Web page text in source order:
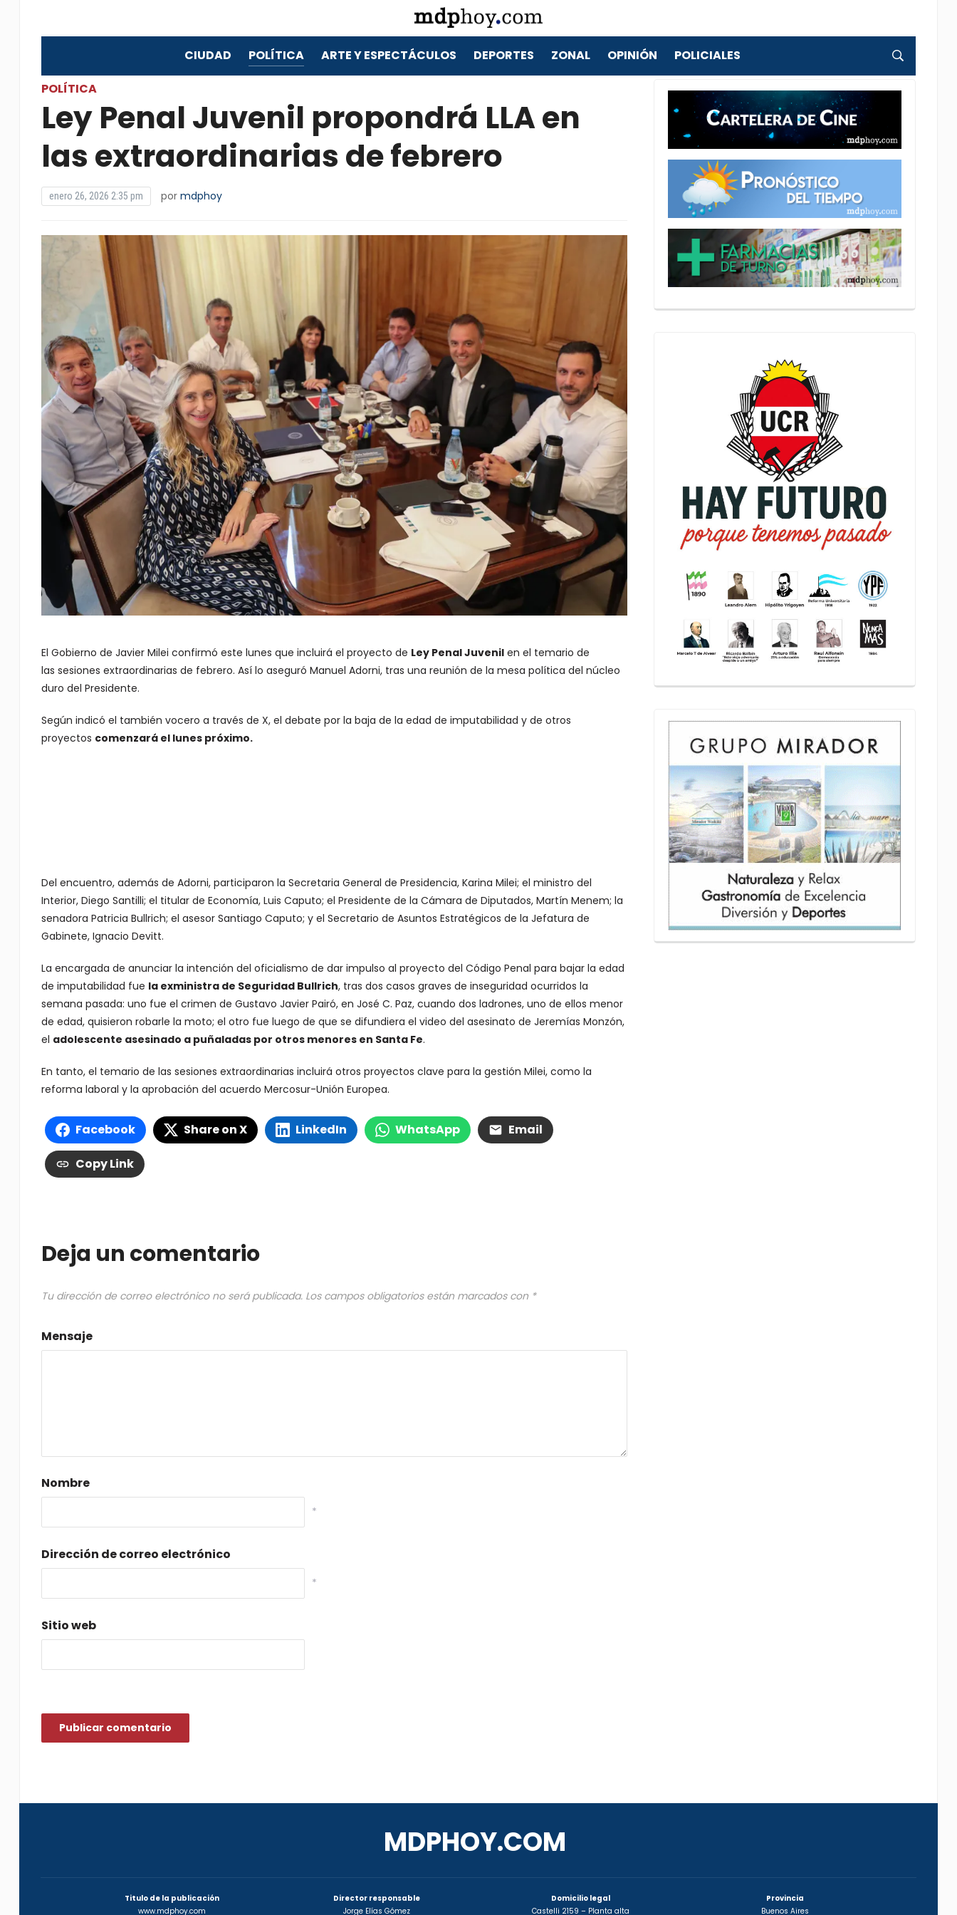
CIUDAD POLÍTICA ARTE Y ESPECTÁCULOS DEPORTES ZONAL OPINIÓN POLICIALES
POLÍTICA
Ley Penal Juvenil propondrá LLA en
las extraordinarias de febrero
enero 26, 2026 2:35 pm por mdphoy
El Gobierno de Javier Milei confirmó este lunes que incluirá el proyecto de Ley Penal Juvenilen el temario de
las sesiones extraordinarias de febrero. Así lo aseguró Manuel Adorni, tras una reunión de la mesa política del núcleo
duro del Presidente.
Según indicó el también vocero a través de X, el debate por la baja de la edad de imputabilidad y de otros
proyectos comenzará el lunes próximo.
Del encuentro, además de Adorni, participaron la Secretaria General de Presidencia, Karina Milei; el ministro del
Interior, Diego Santilli; el titular de Economía, Luis Caputo; el Presidente de la Cámara de Diputados, Martín Menem; la
senadora Patricia Bullrich; el asesor Santiago Caputo; y el Secretario de Asuntos Estratégicos de la Jefatura de
Gabinete, Ignacio Devitt.
La encargada de anunciar la intención del oficialismo de dar impulso al proyecto del Código Penal para bajar la edad
de imputabilidad fue la exministra de Seguridad Bullrich, tras dos casos graves de inseguridad ocurridos la
semana pasada: uno fue el crimen de Gustavo Javier Pairó, en José C. Paz, cuando dos ladrones, uno de ellos menor
de edad, quisieron robarle la moto; el otro fue luego de que se difundiera el video del asesinato de Jeremías Monzón,
el adolescente asesinado a puñaladas por otros menores en Santa Fe.
En tanto, el temario de las sesiones extraordinarias incluirá otros proyectos clave para la gestión Milei, como la
reforma laboral y la aprobación del acuerdo Mercosur-Unión Europea.
Facebook Share on X LinkedIn WhatsApp Email
Copy Link
Deja un comentario
Tu dirección de correo electrónico no será publicada. Los campos obligatorios están marcados con *
Mensaje
Nombre
*
Dirección de correo electrónico
*
Sitio web
MDPHOY.COM
Titulo de la publicación
www.mdphoy.com
Director responsable
Jorge Elías Gómez
Domicilio legal
Castelli 2159 – Planta alta
Provincia
Buenos Aires